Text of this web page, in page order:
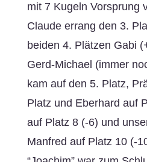
mit 7 Kugeln Vorsprung
Claude errang den 3.
beiden 4. Plätzen Gabi
Gerd-Michael (immer
kam auf den 5. Platz,
Platz und Eberhard auf
auf Platz 8 (-6) und
Manfred auf Platz 10 (-